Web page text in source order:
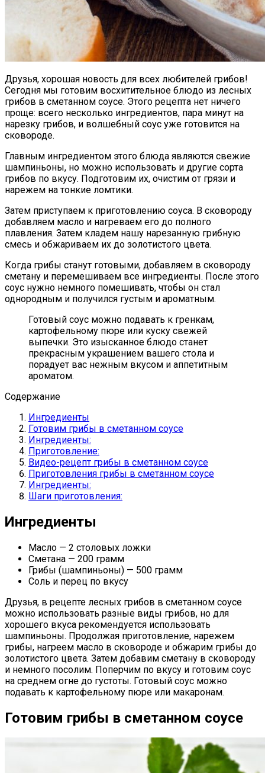
Друзья, хорошая новость для всех любителей грибов!
Сегодня мы готовим восхитительное блюдо из лесных
грибов в сметанном соусе. Этого рецепта нет ничего
проще: всего несколько ингредиентов, пара минут на
нарезку грибов, и волшебный соус уже готовится на
сковороде.
Главным ингредиентом этого блюда являются свежие
шампиньоны, но можно использовать и другие сорта
грибов по вкусу. Подготовим их, очистим от грязи и
нарежем на тонкие ломтики.
Затем приступаем к приготовлению соуса. В сковороду
добавляем масло и нагреваем его до полного
плавления. Затем кладем нашу нарезанную грибную
смесь и обжариваем их до золотистого цвета.
Когда грибы станут готовыми, добавляем в сковороду
сметану и перемешиваем все ингредиенты. После этого
соус нужно немного помешивать, чтобы он стал
однородным и получился густым и ароматным.
Готовый соус можно подавать к гренкам,
картофельному пюре или куску свежей
выпечки. Это изысканное блюдо станет
прекрасным украшением вашего стола и
порадует вас нежным вкусом и аппетитным
ароматом.
Содержание
Ингредиенты
Готовим грибы в сметанном соусе
Ингредиенты:
Приготовление:
Видео-рецепт грибы в сметанном соусе
Приготовления грибы в сметанном соусе
Ингредиенты:
Шаги приготовления:
Ингредиенты
Масло — 2 столовых ложки
Сметана — 200 грамм
Грибы (шампиньоны) — 500 грамм
Соль и перец по вкусу
Друзья, в рецепте лесных грибов в сметанном соусе
можно использовать разные виды грибов, но для
хорошего вкуса рекомендуется использовать
шампиньоны. Продолжая приготовление, нарежем
грибы, нагреем масло в сковороде и обжарим грибы до
золотистого цвета. Затем добавим сметану в сковороду
и немного посолим. Поперчим по вкусу и готовим соус
на среднем огне до густоты. Готовый соус можно
подавать к картофельному пюре или макаронам.
Готовим грибы в сметанном соусе